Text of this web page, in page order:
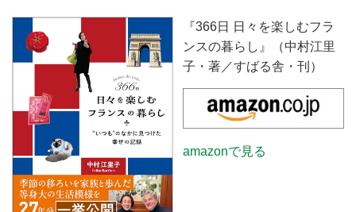
『366日 日々を楽しむフラ
ンスの暮らし』（中村江里
子・著／すばる舎・刊）
amazonで見る